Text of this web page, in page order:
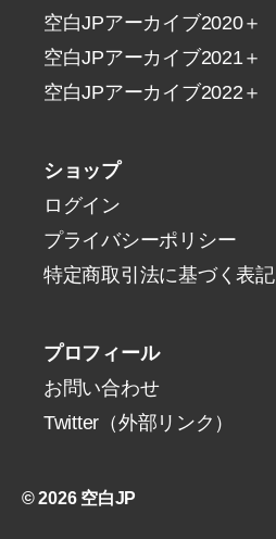
空白JPアーカイブ2020＋
空白JPアーカイブ2021＋
空白JPアーカイブ2022＋
ショップ
ログイン
プライバシーポリシー
特定商取引法に基づく表記
プロフィール
お問い合わせ
Twitter（外部リンク）
© 2026 空白JP